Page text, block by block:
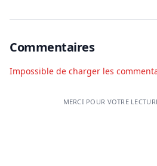
Commentaires
Impossible de charger les
MERCI POUR VOTRE